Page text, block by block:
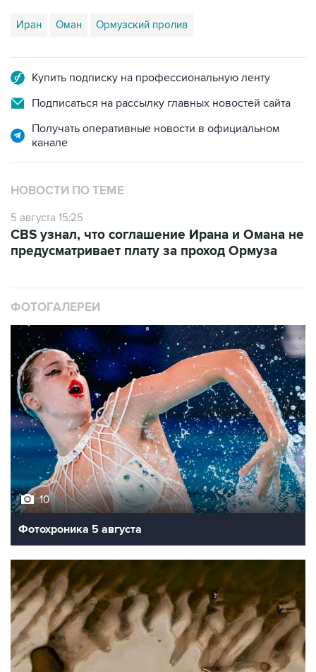
Иран Оман Ормузский пролив
Купить подписку на профессиональную ленту
Подписаться на рассылку главных новостей сайта
Получать оперативные новости в официальном
канале
НОВОСТИ ПО ТЕМЕ
5 августа 15:25
CBS узнал, что соглашение Ирана и Омана не
предусматривает плату за проход Ормуза
ФОТОГАЛЕРЕИ
10
Фотохроника 5 августа